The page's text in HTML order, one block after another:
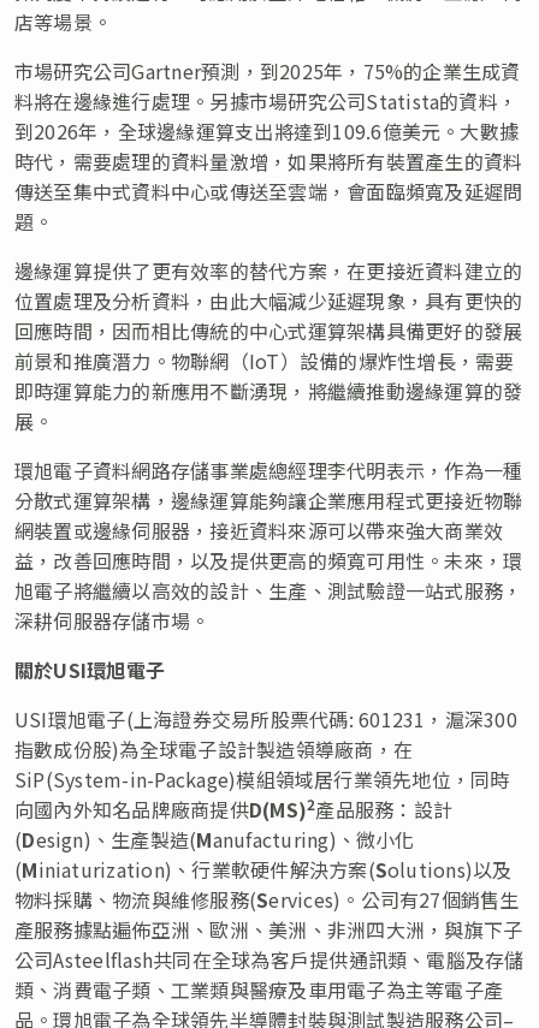
店等場景。
市場研究公司Gartner預測，到2025年，75%的企業生成資
料將在邊緣進行處理。另據市場研究公司Statista的資料，
到2026年，全球邊緣運算支出將達到109.6億美元。大數據
時代，需要處理的資料量激增，如果將所有裝置產生的資料
傳送至集中式資料中心或傳送至雲端，會面臨頻寬及延遲問
題。
邊緣運算提供了更有效率的替代方案，在更接近資料建立的
位置處理及分析資料，由此大幅減少延遲現象，具有更快的
回應時間，因而相比傳統的中心式運算架構具備更好的發展
前景和推廣潛力。物聯網（IoT）設備的爆炸性增長，需要
即時運算能力的新應用不斷湧現，將繼續推動邊緣運算的發
展。
環旭電子資料網路存儲事業處總經理李代明表示，作為一種
分散式運算架構，邊緣運算能夠讓企業應用程式更接近物聯
網裝置或邊緣伺服器，接近資料來源可以帶來強大商業效
益，改善回應時間，以及提供更高的頻寬可用性。未來，環
旭電子將繼續以高效的設計、生產、測試驗證一站式服務，
深耕伺服器存儲市場。
關於USI環旭電子
USI環旭電子(上海證券交易所股票代碼: 601231，滬深300
指數成份股)為全球電子設計製造領導廠商，在
SiP(System-in-Package)模組領域居行業領先地位，同時
向國內外知名品牌廠商提供D(MS)2產品服務：設計
(Design)、生產製造(Manufacturing)、微小化
(Miniaturization)、行業軟硬件解決方案(Solutions)以及
物料採購、物流與維修服務(Services)。公司有27個銷售生
產服務據點遍佈亞洲、歐洲、美洲、非洲四大洲，與旗下子
公司Asteelflash共同在全球為客戶提供通訊類、電腦及存儲
類、消費電子類、工業類與醫療及車用電子為主等電子產
品。環旭電子為全球領先半導體封裝與測試製造服務公司–